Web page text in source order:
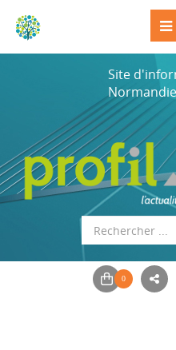
Site
Normandie